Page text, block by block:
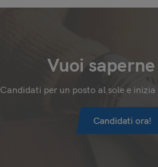
Vuoi
Candidati per un posto al sole e
Candidati ora!